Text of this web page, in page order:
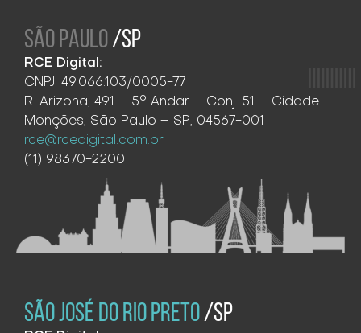
SÃO PAULO/SP
RCE Digital:
CNPJ: 49.066.103/0005-77
R. Arizona, 491 – 5° Andar – Conj. 51 – Cidade
Monções, São Paulo – SP, 04567-001
rce@rcedigital.com.br
(11) 98370-2200
SÃO JOSÉ DO RIO PRETO/SP